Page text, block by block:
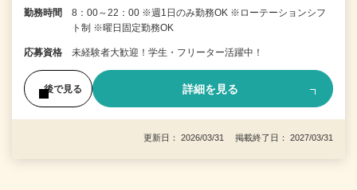
勤務時間
8：00～22：00 ※週1日のみ勤務OK ※ローテーションシフ
ト制 ※曜日固定勤務OK
応募資格 未経験者大歓迎！学生・フリーター活躍中！
後で見る 詳細を見る
更新日： 2026/03/31 掲載終了日： 2027/03/31